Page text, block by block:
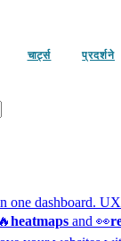
चार्ट्स प्रदर्शने
one dashboard.
heatmaps and 👀